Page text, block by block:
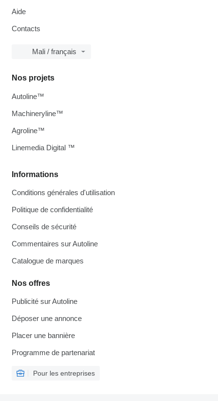
Aide
Contacts
Mali / français
Informations
Conditions générales d'utilisation
Politique de confidentialité
Conseils de sécurité
Commentaires sur Autoline
Catalogue de marques
Nos offres
Publicité sur Autoline
Déposer une annonce
Placer une bannière
Programme de partenariat
Pour les entreprises
Nos projets
Autoline™
Machineryline™
Agroline™
Linemedia Digital ™